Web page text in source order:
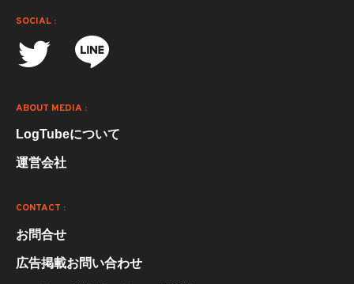
SOCIAL :
ABOUT MEDIA :
LogTubeについて
運営会社
CONTACT :
お問合せ
広告掲載お問い合わせ